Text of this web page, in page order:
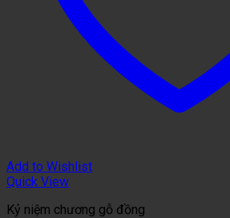
Add to Wishlist
Quick View
Kỷ niệm chương gỗ đồng